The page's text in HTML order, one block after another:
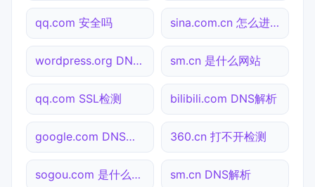
qq.com 安全吗 sina.com.cn 怎么进入
wordpress.org DNS解析 sm.cn 是什么网站
qq.com SSL检测 bilibili.com DNS解析
google.com DNS解析 360.cn 打不开检测
sogou.com 是什么网站 sm.cn DNS解析